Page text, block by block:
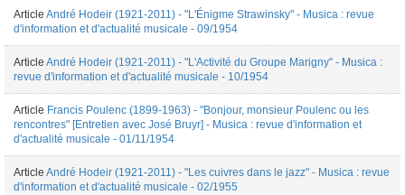
Article André Hodeir (1921-2011) - "L'Énigme Strawinsky" - Musica : revue
d'information et d'actualité musicale - 09/1954
Article André Hodeir (1921-2011) - "L'Activité du Groupe Marigny" - Musica :
revue d'information et d'actualité musicale - 10/1954
Article Francis Poulenc (1899-1963) - "Bonjour, monsieur Poulenc ou les
rencontres" [Entretien avec José Bruyr] - Musica : revue d'information et
d'actualité musicale - 01/11/1954
Article André Hodeir (1921-2011) - "Les cuivres dans le jazz" - Musica : revue
d'information et d'actualité musicale - 02/1955